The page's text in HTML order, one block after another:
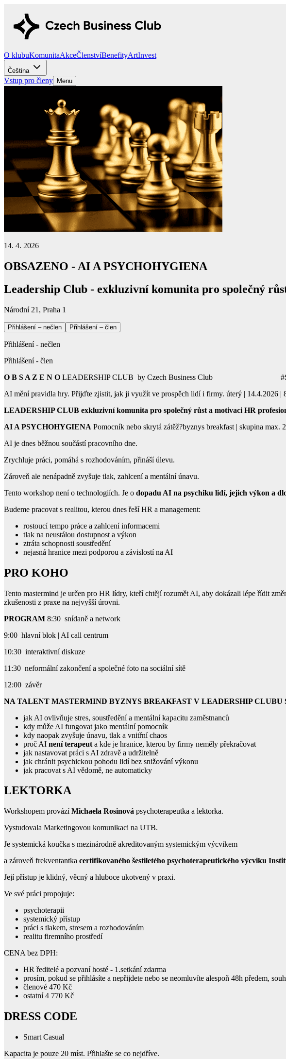
O klubuKomunitaAkceČlenstvíBenefityArtInvest
Čeština
Vstup pro členy Menu
14. 4. 2026
OBSAZENO - AI A PSYCHOHYGIENA
Leadership Club - exkluzivní komunita pro společný
Národní 21, Praha 1
Přihlášení – nečlen Přihlášení – člen
Přihlášení - nečlen
Přihlášení - člen
O B S A Z E N O LEADERSHIP CLUB by Czech Business Club
AI mění pravidla hry. Přijďte zjistit, jak ji využít ve prospěch lidí i firmy. úterý | 14.4.2026 |
LEADERSHIP CLUB exkluzivní komunita pro společný růst a motivaci HR
AI A PSYCHOHYGIENA Pomocník nebo skrytá zátěž?byznys breakfast | skupina max.
AI je dnes běžnou součástí pracovního dne.
Zrychluje práci, pomáhá s rozhodováním, přináší úlevu.
Zároveň ale nenápadně zvyšuje tlak, zahlcení a mentální únavu.
Tento workshop není o technologiích. Je o dopadu AI na psychiku lidí, jejich výkon a
Budeme pracovat s realitou, kterou dnes řeší HR a management:
rostoucí tempo práce a zahlcení informacemi
tlak na neustálou dostupnost a výkon
ztráta schopnosti soustředění
nejasná hranice mezi podporou a závislostí na AI
PRO KOHO
Tento mastermind je určen pro HR lídry, kteří chtějí rozumět AI, aby dokázali lépe řídit
zkušenosti z praxe na nejvyšší úrovni.
PROGRAM 8:30 snídaně a network
9:00 hlavní blok | AI call centrum
10:30 interaktivní diskuze
11:30 neformální zakončení a společné foto na sociální sítě
12:00 závěr
NA TALENT MASTERMIND BYZNYS BREAKFAST V LEADERSHIP CLUBU
jak AI ovlivňuje stres, soustředění a mentální kapacitu zaměstnanců
kdy může AI fungovat jako mentální pomocník
kdy naopak zvyšuje únavu, tlak a vnitřní chaos
proč AI není terapeut a kde je hranice, kterou by firmy neměly překračovat
jak nastavovat práci s AI zdravě a udržitelně
jak chránit psychickou pohodu lidí bez snižování výkonu
jak pracovat s AI vědomě, ne automaticky
LEKTORKA
Workshopem provázíMichaela Rosinová psychoterapeutka a lektorka.
Vystudovala Marketingovou komunikaci na UTB.
Je systemická koučka s mezinárodně akreditovaným systemickým výcvikem
a zároveň frekventantka certifikovaného šestiletého psychoterapeutického výcviku
Její přístup je klidný, věcný a hluboce ukotvený v praxi.
Ve své práci propojuje:
psychoterapii
systemický přístup
práci s tlakem, stresem a rozhodováním
realitu firemního prostředí
CENA bez DPH:
HR ředitelé a pozvaní hosté - 1.setkání zdarma
prosím, pokud se přihlásíte a nepřijdete nebo se neomluvíte alespoň 48h předem,
členové 470 Kč
ostatní 4 770 Kč
DRESS CODE
Smart Casual
Kapacita je pouze 20 míst. Přihlašte se co nejdříve.